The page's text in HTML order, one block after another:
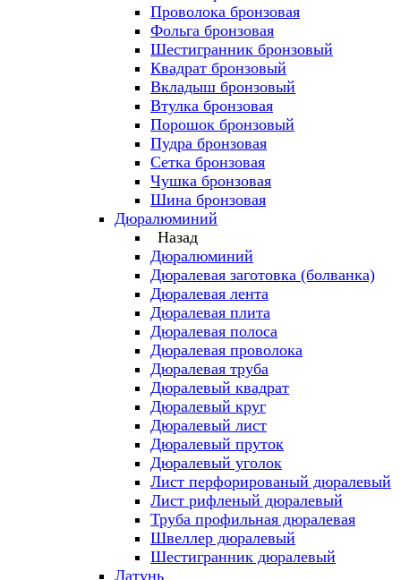
Проволока бронзовая
Фольга бронзовая
Шестигранник бронзовый
Квадрат бронзовый
Вкладыш бронзовый
Втулка бронзовая
Порошок бронзовый
Пудра бронзовая
Сетка бронзовая
Чушка бронзовая
Шина бронзовая
Дюралюминий
Назад
Дюралюминий
Дюралевая заготовка (болванка)
Дюралевая лента
Дюралевая плита
Дюралевая полоса
Дюралевая проволока
Дюралевая труба
Дюралевый квадрат
Дюралевый круг
Дюралевый лист
Дюралевый пруток
Дюралевый уголок
Лист перфорированый дюралевый
Лист рифленый дюралевый
Труба профильная дюралевая
Швеллер дюралевый
Шестигранник дюралевый
Латунь